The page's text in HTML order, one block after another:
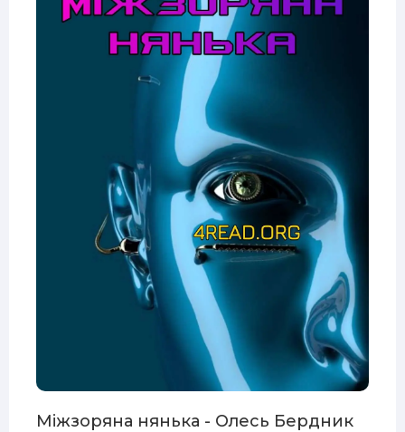
Міжзоряна нянька - Олесь Бердник